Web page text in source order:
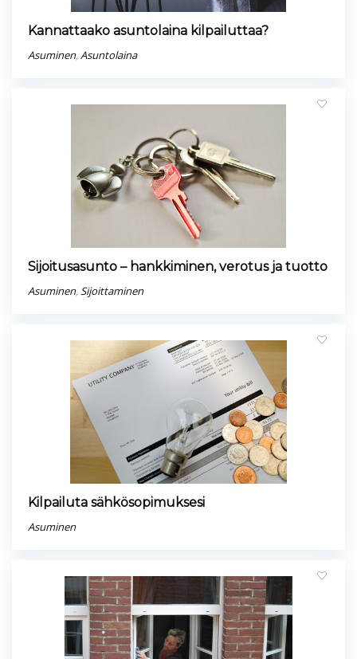
Kannattaako asuntolaina kilpailuttaa?
Asuminen,Asuntolaina
Sijoitusasunto – hankkiminen, verotus ja tuotto
Asuminen,Sijoittaminen
Kilpailuta sähkösopimuksesi
Asuminen